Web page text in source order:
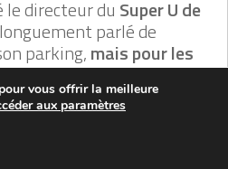
directeur du Super U de
parlé de
parking,mais pour les
qu’il n’a pas
vous offrir la meilleure
aux paramètres